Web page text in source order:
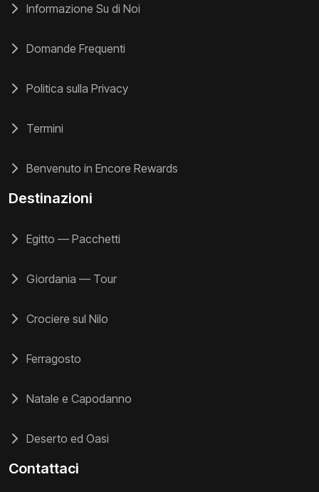
Informazione Su di Noi
Domande Frequenti
Politica sulla Privacy
Termini
Benvenuto in Encore Rewards
Destinazioni
Egitto — Pacchetti
Giordania — Tour
Crociere sul Nilo
Ferragosto
Natale e Capodanno
Deserto ed Oasi
Contattaci